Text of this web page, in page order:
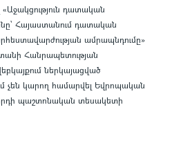
դատական
Հայաստանում դատական
ամրապնդումը»
Հանրապետության
ներկայացված
չեն կարող համարվել Եվրոպական
պաշտոնական տեսակետի